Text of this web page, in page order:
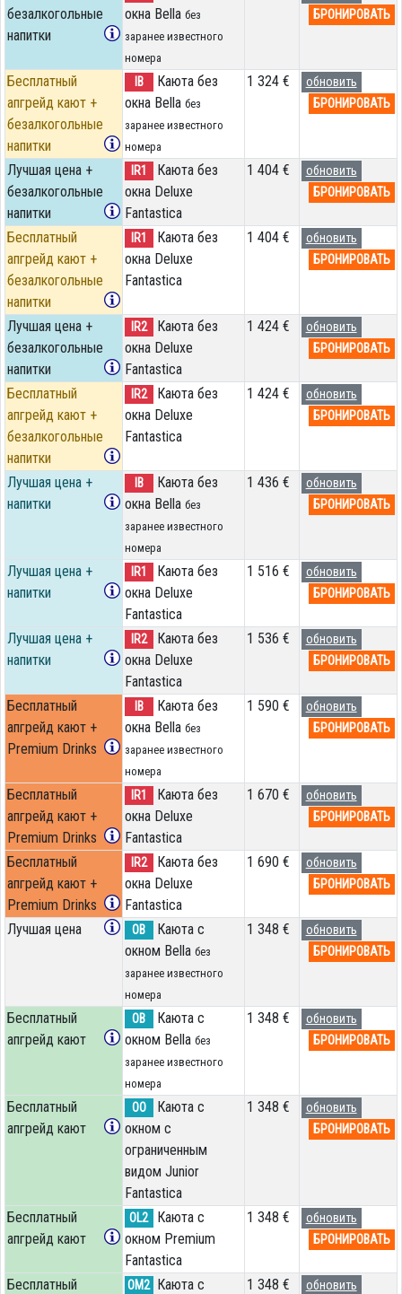
безалкогольные
напитки
окна Bella без
заранее известного
номера
БРОНИРОВАТЬ
Бесплатный
апгрейд кают +
безалкогольные
напитки
IB
Каюта без
окна Bella без
заранее известного
номера
1 324 €
обновить
БРОНИРОВАТЬ
Лучшая цена +
безалкогольные
напитки
IR1
Каюта без
окна Deluxe
Fantastica
1 404 €
обновить
БРОНИРОВАТЬ
Бесплатный
апгрейд кают +
безалкогольные
напитки
IR1
Каюта без
окна Deluxe
Fantastica
1 404 €
обновить
БРОНИРОВАТЬ
Лучшая цена +
безалкогольные
напитки
IR2
Каюта без
окна Deluxe
Fantastica
1 424 €
обновить
БРОНИРОВАТЬ
Бесплатный
апгрейд кают +
безалкогольные
напитки
IR2
Каюта без
окна Deluxe
Fantastica
1 424 €
обновить
БРОНИРОВАТЬ
Лучшая цена +
напитки
IB
Каюта без
окна Bella без
заранее известного
номера
1 436 €
обновить
БРОНИРОВАТЬ
Лучшая цена +
напитки
IR1
Каюта без
окна Deluxe
Fantastica
1 516 €
обновить
БРОНИРОВАТЬ
Лучшая цена +
напитки
IR2
Каюта без
окна Deluxe
Fantastica
1 536 €
обновить
БРОНИРОВАТЬ
Бесплатный
апгрейд кают +
Premium Drinks
IB
Каюта без
окна Bella без
заранее известного
номера
1 590 €
обновить
БРОНИРОВАТЬ
Бесплатный
апгрейд кают +
Premium Drinks
IR1
Каюта без
окна Deluxe
Fantastica
1 670 €
обновить
БРОНИРОВАТЬ
Бесплатный
апгрейд кают +
Premium Drinks
IR2
Каюта без
окна Deluxe
Fantastica
1 690 €
обновить
БРОНИРОВАТЬ
Лучшая цена OB
Каюта с
окном Bella без
заранее известного
номера
1 348 €
обновить
БРОНИРОВАТЬ
Бесплатный
апгрейд кают
OB
Каюта с
окном Bella без
заранее известного
номера
1 348 €
обновить
БРОНИРОВАТЬ
Бесплатный
апгрейд кают
OO
Каюта с
окном с
ограниченным
видом Junior
Fantastica
1 348 €
обновить
БРОНИРОВАТЬ
Бесплатный
апгрейд кают
OL2
Каюта с
окном Premium
Fantastica
1 348 €
обновить
БРОНИРОВАТЬ
Бесплатный
OM2 Каюта с
1 348 €
обновить